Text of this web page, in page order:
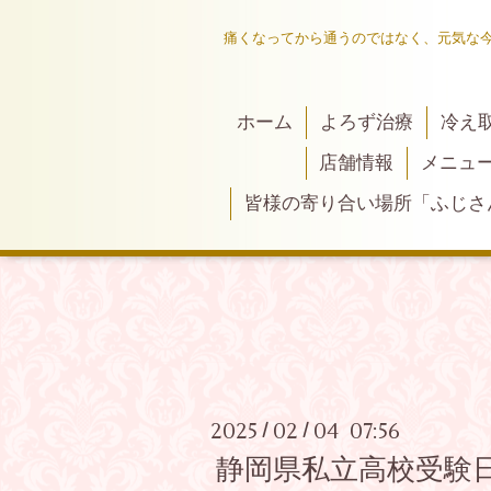
痛くなってから通うのではなく、元気な
ホーム よろず治療
冷え
店舗情報
メニュ
皆様の寄り合い場所「ふじ
2025 / 02 / 04 07:56
静岡県私立高校受験